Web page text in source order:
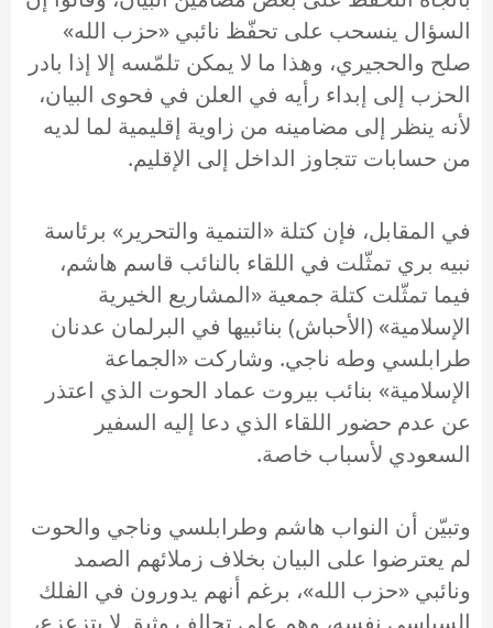
السؤال ينسحب على تحفّظ نائبي «حزب الله»
صلح والحجيري، وهذا ما لا يمكن تلمّسه إلا إذا بادر
الحزب إلى إبداء رأيه في العلن في فحوى البيان،
لأنه ينظر إلى مضامينه من زاوية إقليمية لما لديه
من حسابات تتجاوز الداخل إلى الإقليم.
في المقابل، فإن كتلة «التنمية والتحرير» برئاسة
نبيه بري تمثّلت في اللقاء بالنائب قاسم هاشم،
فيما تمثّلت كتلة جمعية «المشاريع الخيرية
الإسلامية» (الأحباش) بنائبيها في البرلمان عدنان
طرابلسي وطه ناجي. وشاركت «الجماعة
الإسلامية» بنائب بيروت عماد الحوت الذي اعتذر
عن عدم حضور اللقاء الذي دعا إليه السفير
السعودي لأسباب خاصة.
وتبيّن أن النواب هاشم وطرابلسي وناجي والحوت
لم يعترضوا على البيان بخلاف زملائهم الصمد
ونائبي «حزب الله»، برغم أنهم يدورون في الفلك